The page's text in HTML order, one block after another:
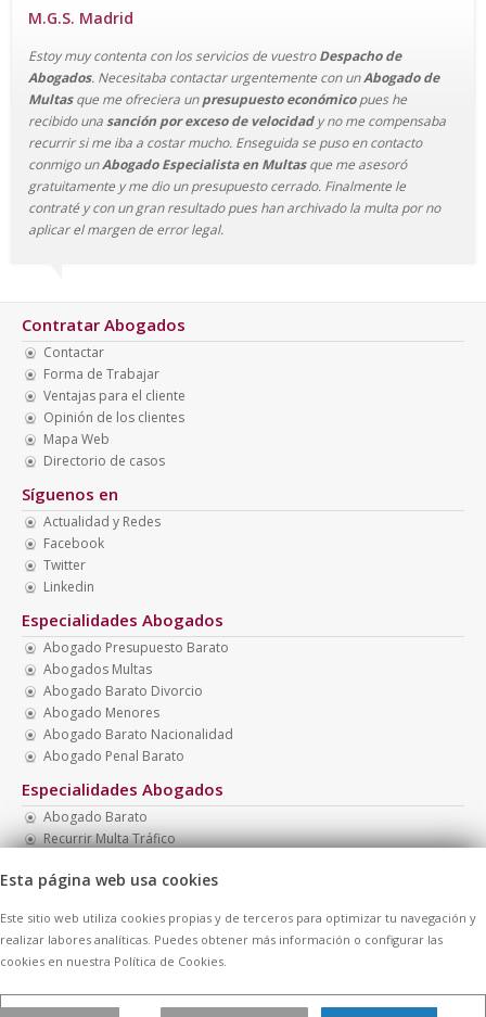
M.G.S. Madrid
Estoy muy contenta con los servicios de vuestroDespacho de
Abogados. Necesitaba contactar urgentemente con unAbogado de
Multasque me ofreciera unpresupuesto económicopues he
recibido unasanción por exceso de velocidady no me compensaba
recurrir si me iba a costar mucho. Enseguida se puso en contacto
conmigo unAbogado Especialista en Multasque me asesoró
gratuitamente y me dio un presupuesto cerrado. Finalmente le
contraté y con un gran resultado pues han archivado la multa por no
aplicar el margen de error legal.
Contratar Abogados
Contactar
Forma de Trabajar
Ventajas para el cliente
Opinión de los clientes
Mapa Web
Directorio de casos
Síguenos en
Actualidad y Redes
Facebook
Twitter
Linkedin
Especialidades Abogados
Abogado Presupuesto Barato
Abogados Multas
Abogado Barato Divorcio
Abogado Menores
Abogado Barato Nacionalidad
Abogado Penal Barato
Especialidades Abogados
Abogado Barato
Recurrir Multa Tráfico
Abogado Barato Madrid
Abogados Familia
Esta página web usa cookies
Este sitio web utiliza cookies propias y de terceros para optimizar tu navegación y
realizar labores analíticas. Puedes obtener más información o configurar las
cookies en nuestra Política de Cookies.